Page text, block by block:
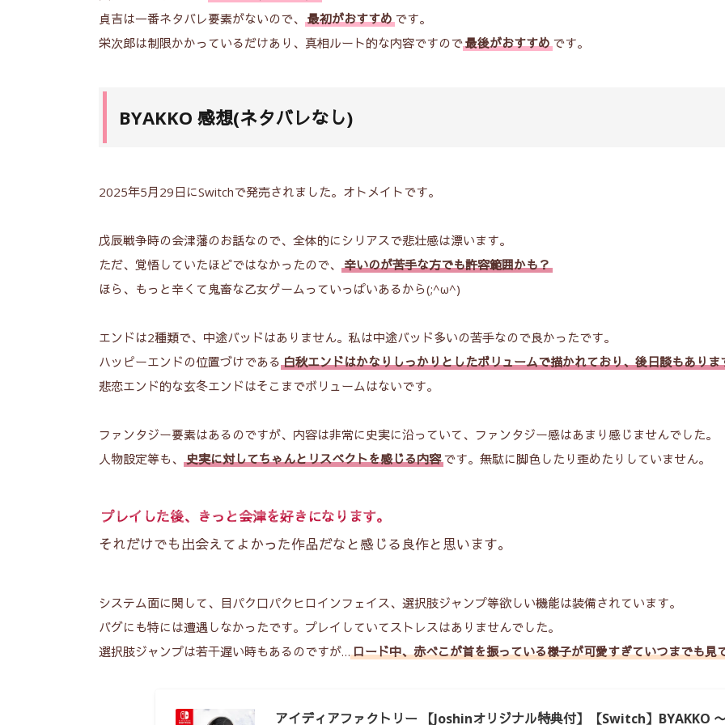
貞吉は一番ネタバレ要素がないので、
最初がおすすめ です。
栄次郎は制限かかっているだけあり、真相ルート的な内容ですので最後がおすすめ です。
BYAKKO 感想(ネタバレなし)
2025年5月29日にSwitchで発売されました。オトメイトです。
戊辰戦争時の会津藩のお話なので、全体的にシリアスで悲壮感は漂います。
ただ、覚悟していたほどではなかったので、
辛いのが苦手な方でも許容範囲かも？
ほら、もっと辛くて鬼畜な乙女ゲームっていっぱいあるから(;^ω^)
エンドは2種類で、中途バッドはありません。私は中途バッド多いの苦手なので良かったです。
ハッピーエンドの位置づけである 白秋エンドはかなりしっかりとしたボリュームで描かれており、後日談もありま
悲恋エンド的な玄冬エンドはそこまでボリュームはないです。
ファンタジー要素はあるのですが、内容は非常に史実に沿っていて、ファンタジー感はあまり感じませんでした。
人物設定等も、
史実に対してちゃんとリスペクトを感じる内容 です。無駄に脚色したり歪めたりしていません。
プレイした後、きっと会津を好きになります。
それだけでも出会えてよかった作品だなと感じる良作と思います。
システム面に関して、目パク口パクヒロインフェイス、選択肢ジャンプ等欲しい機能は装備されています。
バグにも特には遭遇しなかったです。プレイしていてストレスはありませんでした。
選択肢ジャンプは若干遅い時もあるのですが… ロード中、赤べこが首を振っている様子が可愛すぎていつまでも
アイディアファクトリー 【Joshinオリジナル特典付】【Switch】BYAKKO